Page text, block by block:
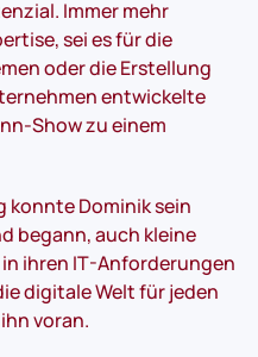
Immer mehr
sei es für die
oder die Erstellung
entwickelte
Show zu einem
konnte Dominik sein
begann, auch kleine
ihren IT-Anforderungen
digitale Welt für jeden
voran.